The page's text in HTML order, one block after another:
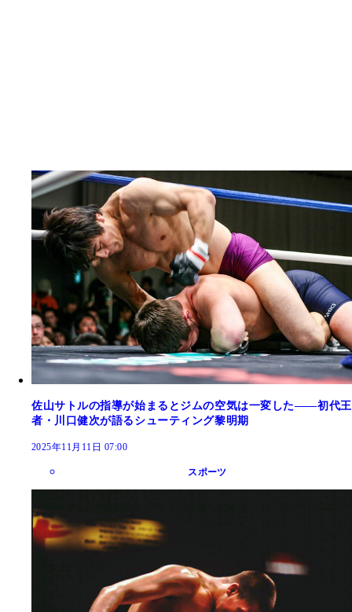
佐山サトルの指導が始まるとジムの空気は一変した――初代王
者・川口健次が語るシューティング黎明期
2025年11月11日 07:00
スポーツ